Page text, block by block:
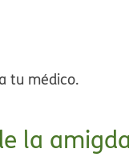
tu médico.
la